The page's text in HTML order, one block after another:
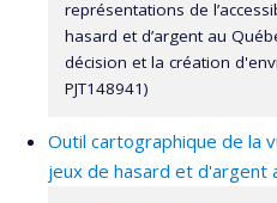
La pratique des jeux de
des problèmes de santé pour
Au Québec, plusieurs
de jeu était plus importante
et que cela contribuait à
favorable à la santé de la
critère sanitaire n'est pris en
représentations de
hasard et d’argent au
décision et la création
PJT148941)
Outil cartographique de la
jeux de hasard et d'argent